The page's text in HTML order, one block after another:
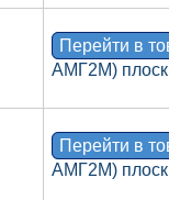
Перейти в
АМГ2М)
Перейти в
АМГ2М)